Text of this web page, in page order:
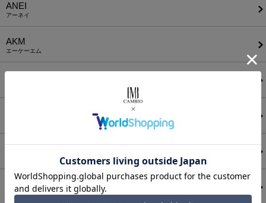
ANEI
アーネイ
AKM
エーケーエム
ATTACHMENT
AUI NITE
アウィナイト